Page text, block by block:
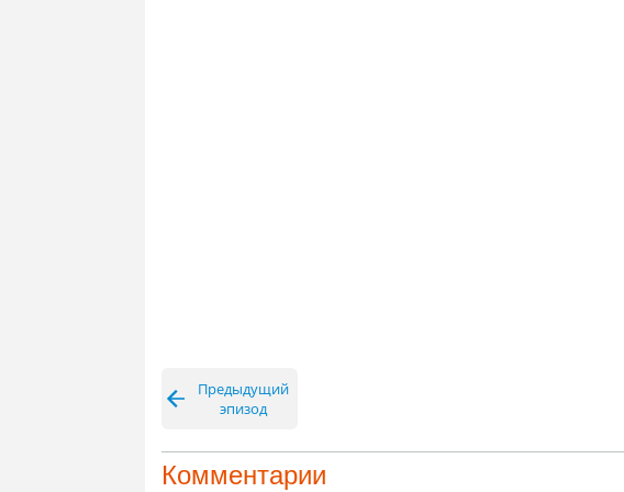
Предыдущий
эпизод
Комментарии